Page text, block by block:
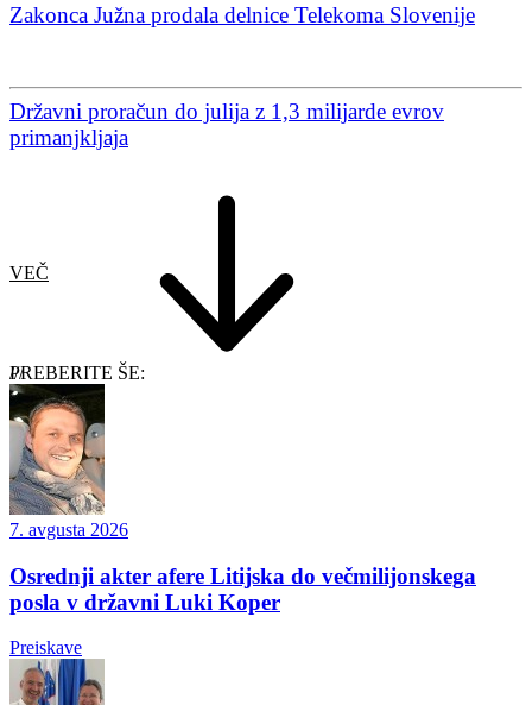
Zakonca Južna prodala delnice Telekoma Slovenije
Državni proračun do julija z 1,3 milijarde evrov
primanjkljaja
VEČ
PREBERITE ŠE:
7. avgusta 2026
Osrednji akter afere Litijska do večmilijonskega
posla v državni Luki Koper
Preiskave